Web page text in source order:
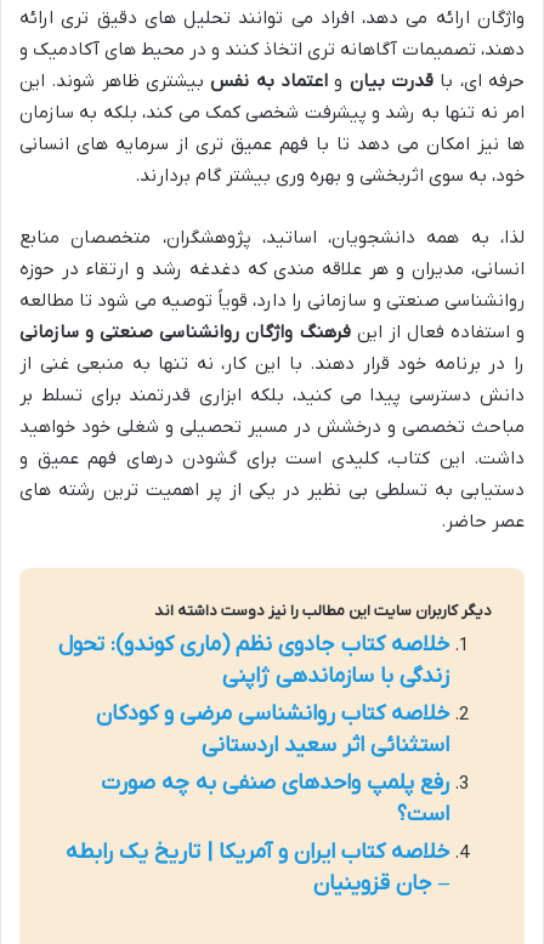
واژگان ارائه می دهد، افراد می توانند تحلیل های دقیق تری ارائه
دهند، تصمیمات آگاهانه تری اتخاذ کنند و در محیط های آکادمیک و
حرفه ای، با قدرت بیان و اعتماد به نفسبیشتری ظاهر شوند. این
امر نه تنها به رشد و پیشرفت شخصی کمک می کند، بلکه به سازمان
ها نیز امکان می دهد تا با فهم عمیق تری از سرمایه های انسانی
خود، به سوی اثربخشی و بهره وری بیشتر گام بردارند.
لذا، به همه دانشجویان، اساتید، پژوهشگران، متخصصان منابع
انسانی، مدیران و هر علاقه مندی که دغدغه رشد و ارتقاء در حوزه
روانشناسی صنعتی و سازمانی را دارد، قویاً توصیه می شود تا مطالعه
و استفاده فعال از اینفرهنگ واژگان روانشناسی صنعتی و سازمانی
را در برنامه خود قرار دهند. با این کار، نه تنها به منبعی غنی از
دانش دسترسی پیدا می کنید، بلکه ابزاری قدرتمند برای تسلط بر
مباحث تخصصی و درخشش در مسیر تحصیلی و شغلی خود خواهید
داشت. این کتاب، کلیدی است برای گشودن درهای فهم عمیق و
دستیابی به تسلطی بی نظیر در یکی از پر اهمیت ترین رشته های
عصر حاضر.
دیگر کاربران سایت این مطالب را نیز دوست داشته اند
خلاصه کتاب جادوی نظم (ماری کوندو): تحول
زندگی با سازماندهی ژاپنی
خلاصه کتاب روانشناسی مرضی و کودکان
استثنائی اثر سعید اردستانی
رفع پلمپ واحدهای صنفی به چه صورت
است؟
خلاصه کتاب ایران و آمریکا | تاریخ یک رابطه
– جان قزوینیان